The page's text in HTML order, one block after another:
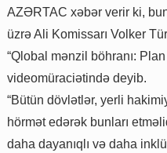
AZƏRTAC xəbər verir ki,
üzrə Ali Komissarı Volker
“Qlobal mənzil böhranı:
videomüraciətində deyib.
“Bütün dövlətlər, yerli
hörmət edərək bunları
daha dayanıqlı və daha